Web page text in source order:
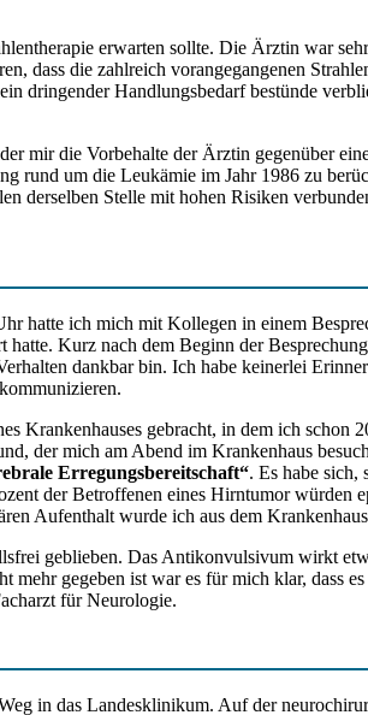
erwarten sollte. Die Ärztin war
dass die zahlreich vorangegangenen
dringender Handlungsbedarf bestünde
mir die Vorbehalte der Ärztin gegenüber
rund um die Leukämie im Jahr 1986 zu
derselben Stelle mit hohen Risiken
hatte ich mich mit Kollegen in einem
Kurz nach dem Beginn der
dankbar bin. Ich habe keinerlei
Krankenhauses gebracht, in dem ich schon
der mich am Abend im Krankenhaus
Erregungsbereitschaft“. Es habe sich,
der Betroffenen eines Hirntumor würden
Aufenthalt wurde ich aus dem
geblieben. Das Antikonvulsivum wirkt
gegeben ist war es für mich klar, dass
für Neurologie.
in das Landesklinikum. Auf der